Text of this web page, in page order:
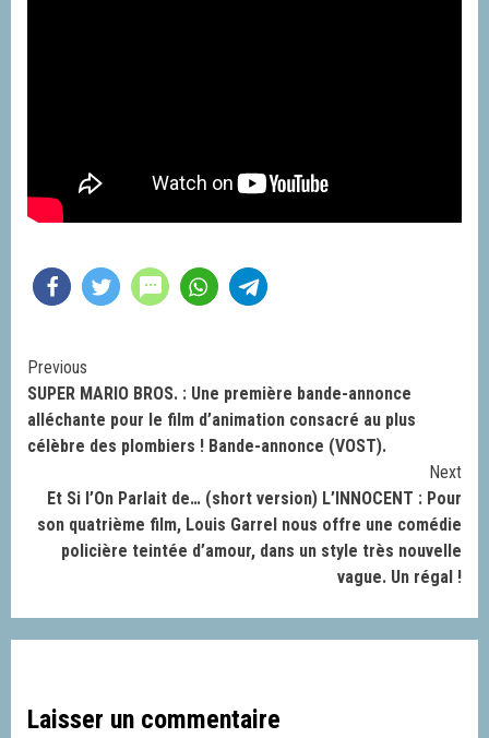
Continue
Reading
Previous
SUPER MARIO BROS. : Une première bande-annonce
alléchante pour le film d’animation consacré au plus
célèbre des plombiers ! Bande-annonce (VOST).
Next
Et Si l’On Parlait de… (short version) L’INNOCENT : Pour
son quatrième film, Louis Garrel nous offre une comédie
policière teintée d’amour, dans un style très nouvelle
vague. Un régal !
Laisser un commentaire